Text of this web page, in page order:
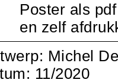
Poster als
en zelf
Michel
11/2020